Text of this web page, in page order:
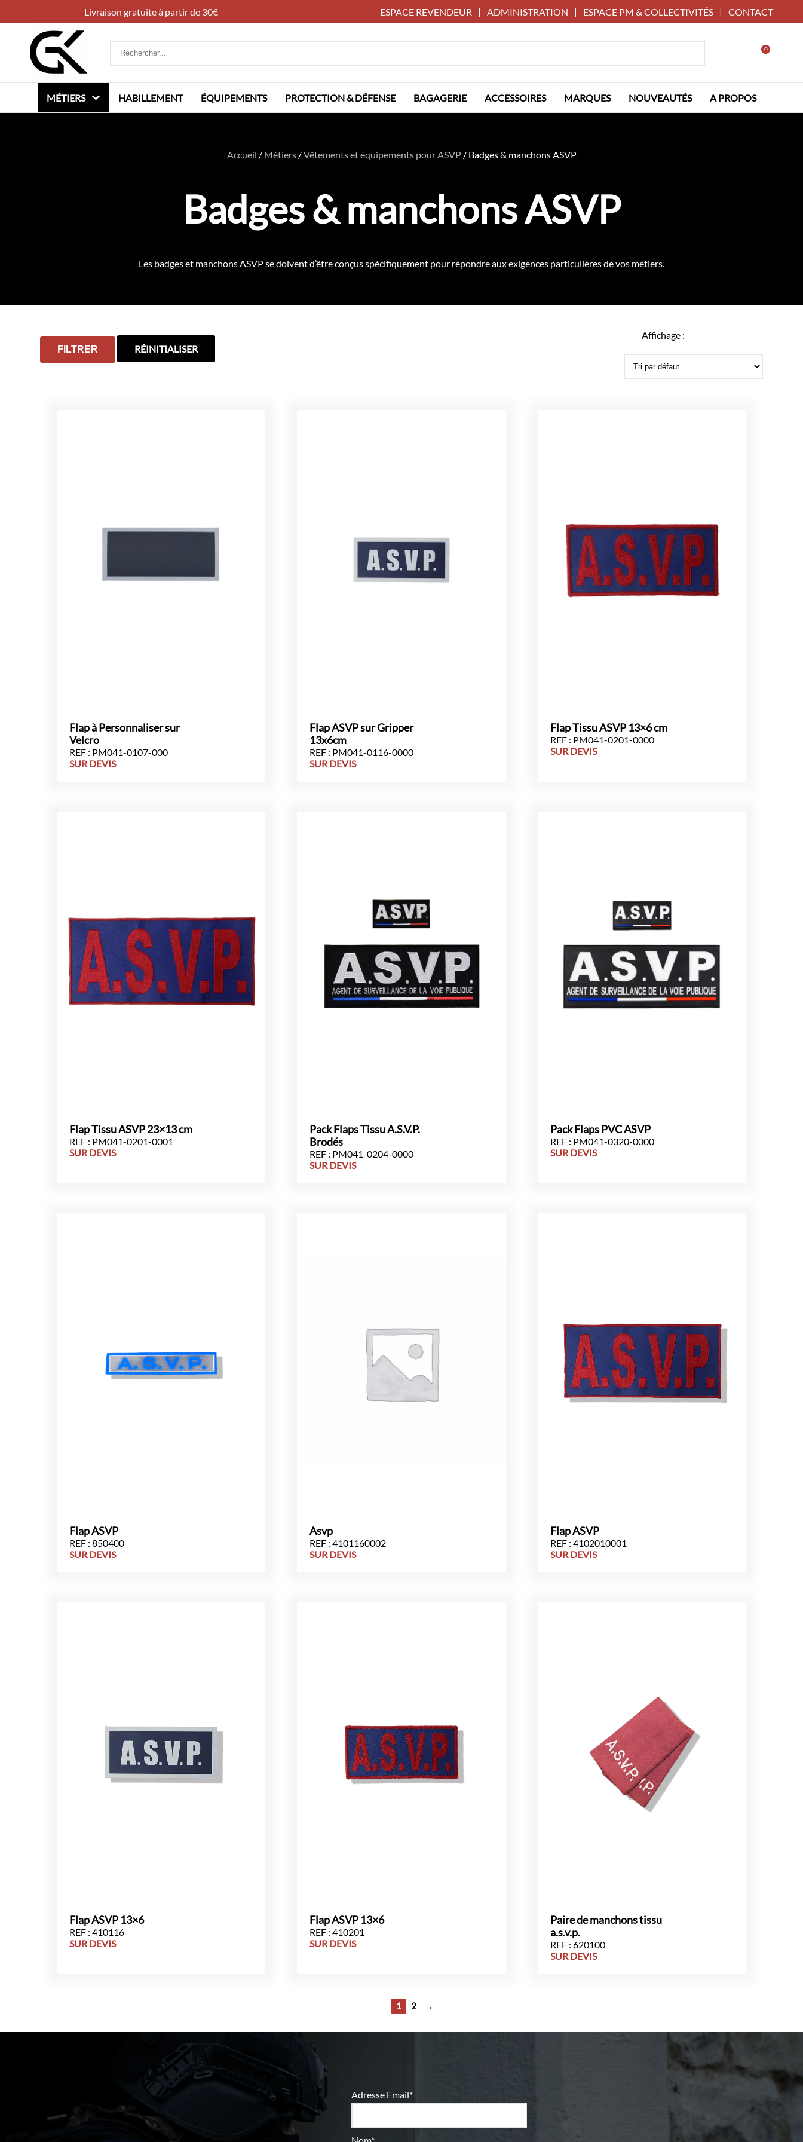
Livraison gratuite à partir de 30€ ESPACE REVENDEUR | ADMINISTRATION | ESPACE PM & COLLECTIVITÉS | CONTACT
Rechercher
0
MÉTIERS HABILLEMENT ÉQUIPEMENTS PROTECTION & DÉFENSE BAGAGERIE ACCESSOIRES MARQUES NOUVEAUTÉS A PROPOS
Accueil / Métiers/Vêtements et équipements pour ASVP/ Badges & manchons ASVP
Badges & manchons ASVP
Les badges et manchons ASVP se doivent d’être conçus spécifiquement pour répondre aux exigences particulières de vos métiers.
FILTRER RÉINITIALISER
Affichage :
Flap à Personnaliser sur
Velcro
REF : PM041-0107-000
SUR DEVIS
Flap ASVP sur Gripper
13x6cm
REF : PM041-0116-0000
SUR DEVIS
Flap Tissu ASVP 13×6 cm
REF : PM041-0201-0000
SUR DEVIS
Flap Tissu ASVP 23×13 cm
REF : PM041-0201-0001
SUR DEVIS
Pack Flaps Tissu A.S.V.P.
Brodés
REF : PM041-0204-0000
SUR DEVIS
Pack Flaps PVC ASVP
REF : PM041-0320-0000
SUR DEVIS
Flap ASVP
REF : 850400
SUR DEVIS
Asvp
REF : 4101160002
SUR DEVIS
Flap ASVP
REF : 4102010001
SUR DEVIS
Flap ASVP 13×6
REF : 410116
SUR DEVIS
Flap ASVP 13×6
REF : 410201
SUR DEVIS
Paire de manchons tissu
a.s.v.p.
REF : 620100
SUR DEVIS
1 2 →
Adresse Email*